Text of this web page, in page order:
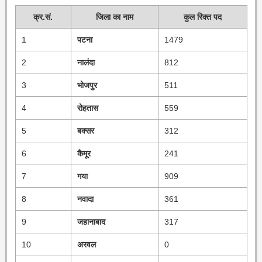
क्र.सं. जिला का नाम कुल रिक्त पद
1 पटना 1479
2 नालंदा 812
3 भोजपुर 511
4 रोहतास 559
5 बक्सर 312
6 कैमूर 241
7 गया 909
8 नवादा 361
9 जहानाबाद 317
10 अरवल 0